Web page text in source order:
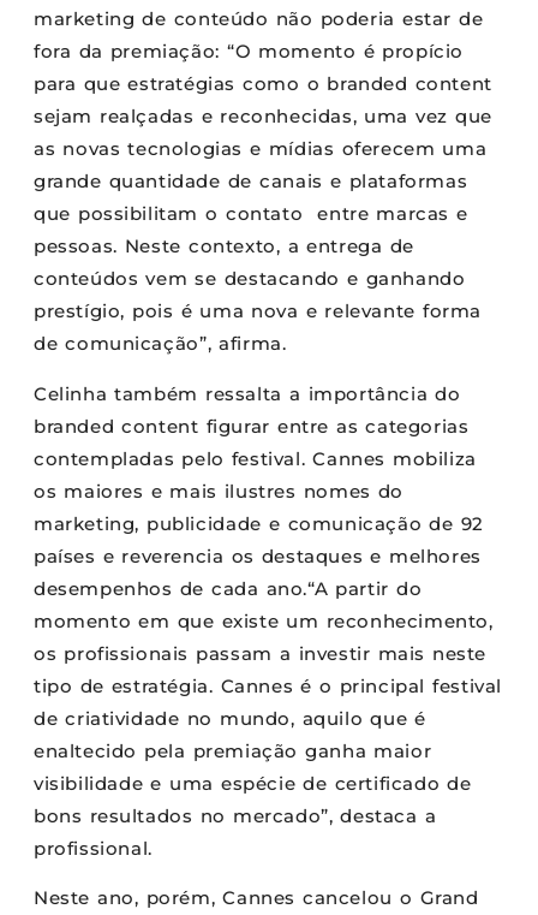
marketing de conteúdo não poderia estar de
fora da premiação: “O momento é propício
para que estratégias como o branded content
sejam realçadas e reconhecidas, uma vez que
as novas tecnologias e mídias oferecem uma
grande quantidade de canais e plataformas
que possibilitam o contato entre marcas e
pessoas. Neste contexto, a entrega de
conteúdos vem se destacando e ganhando
prestígio, pois é uma nova e relevante forma
de comunicação”, afirma.
Celinha também ressalta a importância do
branded content figurar entre as categorias
contempladas pelo festival. Cannes mobiliza
os maiores e mais ilustres nomes do
marketing, publicidade e comunicação de 92
países e reverencia os destaques e melhores
desempenhos de cada ano.“A partir do
momento em que existe um reconhecimento,
os profissionais passam a investir mais neste
tipo de estratégia. Cannes é o principal festival
de criatividade no mundo, aquilo que é
enaltecido pela premiação ganha maior
visibilidade e uma espécie de certificado de
bons resultados no mercado”, destaca a
profissional.
Neste ano, porém, Cannes cancelou o Grand